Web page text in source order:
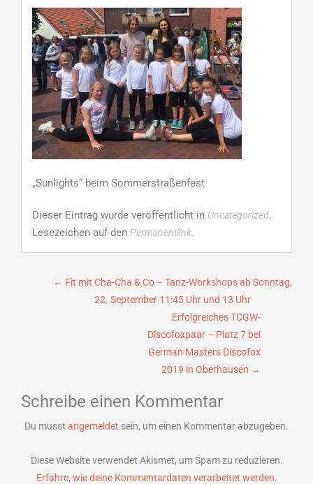
„Sunlights“ beim Sommerstraßenfest
Dieser Eintrag wurde veröffentlicht in Uncategorized.
Lesezeichen auf den Permanentlink.
Beitragsnavigation
← Fit mit Cha-Cha & Co – Tanz-Workshops ab Sonntag,
22. September 11:45 Uhr und 13 Uhr
Erfolgreiches TCGW-
Discofoxpaar – Platz 7 bei
German Masters Discofox
2019 in Oberhausen →
Schreibe einen Kommentar
Du musst angemeldet sein, um einen Kommentar abzugeben.
Diese Website verwendet Akismet, um Spam zu reduzieren.
Erfahre, wie deine Kommentardaten verarbeitet werden.